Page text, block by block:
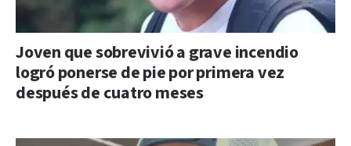
Joven que sobrevivió a grave incendio
logró ponerse de pie por primera vez
después de cuatro meses